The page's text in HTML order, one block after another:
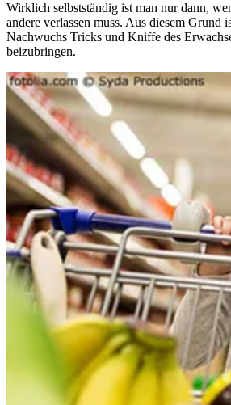
Wirklich selbstständig ist man nur dann,
andere verlassen muss. Aus diesem Grund
Nachwuchs Tricks und Kniffe des
beizubringen.